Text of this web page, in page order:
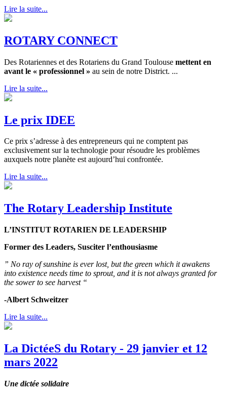
Lire la suite...
ROTARY CONNECT
Des Rotariennes et des Rotariens du Grand Toulouse mettent en
avant le « professionnel » au sein de notre District. ...
Lire la suite...
Le prix IDEE
Ce prix s’adresse à des entrepreneurs qui ne comptent pas
exclusivement sur la technologie pour résoudre les problèmes
auxquels notre planète est aujourd’hui confrontée.
Lire la suite...
The Rotary Leadership Institute
L’INSTITUT ROTARIEN DE LEADERSHIP
Former des Leaders, Susciter l’enthousiasme
” No ray of sunshine is ever lost, but the green which it awakens
into existence needs time to sprout, and it is not always granted for
the sower to see harvest “
-Albert Schweitzer
Lire la suite...
La DictéeS du Rotary - 29 janvier et 12
mars 2022
Une dictée solidaire